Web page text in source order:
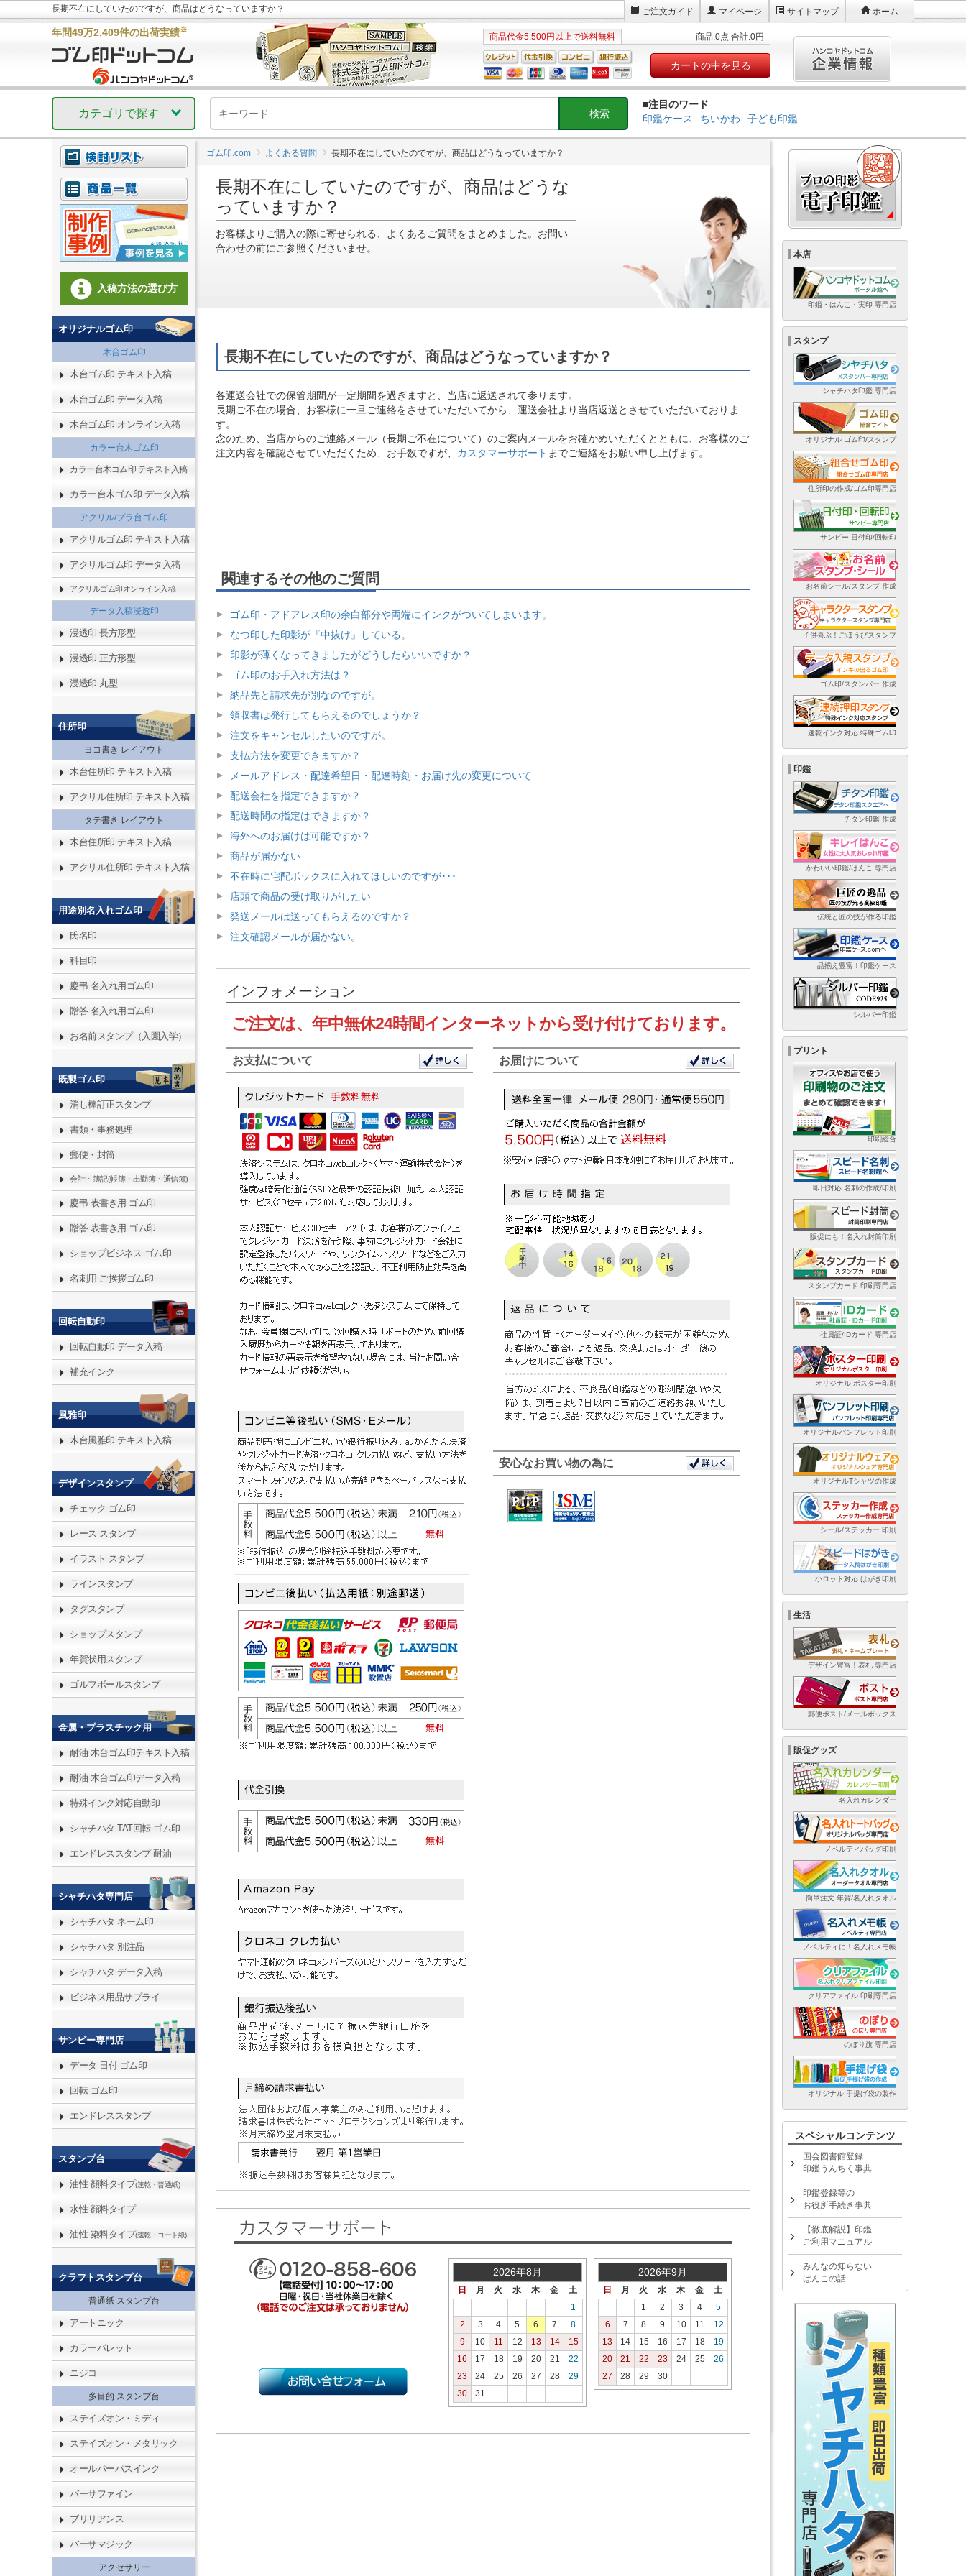
長期不在にしていたのですが、商品はどうなっていますか？ ご注文ガイド マイページ サイトマップ ホーム
年間49万2,409件の出荷実績※
商品代金5,500円以上で送料無料 商品:0点 合計:0円
カートの中を見る
カテゴリで探す
■注目のワード
印鑑ケース
ちいかわ 子ども印鑑
ゴム印.com よくある質問 長期不在にしていたのですが、商品はどうなっていますか？
長期不在にしていたのですが、商品はどうな
っていますか？
お客様よりご購入の際に寄せられる、よくあるご質問をまとめました。お問い
合わせの前にご参照くださいませ。
長期不在にしていたのですが、商品はどうなっていますか？
各運送会社での保管期間が一定期間を過ぎますと、当店に返送されて参ります。
長期ご不在の場合、お客様に一旦ご連絡をさせていただいてから、運送会社より当店返送とさせていただいておりま
す。
念のため、当店からのご連絡メール（長期ご不在について）のご案内メールをお確かめいただくとともに、お客様のご
注文内容を確認させていただくため、お手数ですが、 カスタマーサポート までご連絡をお願い申し上げます。
関連するその他のご質問
ゴム印・アドアレス印の余白部分や両端にインクがついてしまいます。
なつ印した印影が『中抜け』している。
印影が薄くなってきましたがどうしたらいいですか？
ゴム印のお手入れ方法は？
納品先と請求先が別なのですが。
領収書は発行してもらえるのでしょうか？
注文をキャンセルしたいのですが。
支払方法を変更できますか？
メールアドレス・配達希望日・配達時刻・お届け先の変更について
配送会社を指定できますか？
配送時間の指定はできますか？
海外へのお届けは可能ですか？
商品が届かない
不在時に宅配ボックスに入れてほしいのですが･･･
店頭で商品の受け取りがしたい
発送メールは送ってもらえるのですか？
注文確認メールが届かない。
インフォメーション
ご注文は、年中無休24時間インターネットから受け付けております。
お支払について お届けについて
安心なお買い物の為に
2026年8月
日 月 火 水 木 金
土
1
2
3 4 5 6 7
8
9
10 11 12 13 14
15
16
17 18 19 20 21
22
23
24 25 26 27 28
29
30
31
2026年9月
日 月 火 水 木 金
土
1
2 3 4
5
6
7 8 9 10 11
12
13
14 15 16 17 18
19
20
21 22 23 24 25
26
27
28 29 30
入稿方法の選び方
オリジナルゴム印
木台ゴム印
木台ゴム印 テキスト入稿
木台ゴム印 データ入稿
木台ゴム印 オンライン入稿
カラー台木ゴム印
カラー台木ゴム印 テキスト入稿
カラー台木ゴム印 データ入稿
アクリル/プラ台ゴム印
アクリルゴム印 テキスト入稿
アクリルゴム印 データ入稿
アクリルゴム印オンライン入稿
データ入稿浸透印
浸透印 長方形型
浸透印 正方形型
浸透印 丸型
住所印
ヨコ書き レイアウト
木台住所印 テキスト入稿
アクリル住所印 テキスト入稿
タテ書き レイアウト
木台住所印 テキスト入稿
アクリル住所印 テキスト入稿
用途別名入れゴム印
氏名印
科目印
慶弔 名入れ用ゴム印
贈答 名入れ用ゴム印
お名前スタンプ（入園入学）
既製ゴム印
消し棒訂正スタンプ
書類・事務処理
郵便・封筒
会計・簿記(帳簿・出勤簿・通信簿)
慶弔 表書き用 ゴム印
贈答 表書き用 ゴム印
ショップビジネス ゴム印
名刺用 ご挨拶ゴム印
回転自動印
回転自動印 データ入稿
補充インク
風雅印
木台風雅印 テキスト入稿
デザインスタンプ
チェック ゴム印
レース スタンプ
イラスト スタンプ
ラインスタンプ
タグスタンプ
ショップスタンプ
年賀状用スタンプ
ゴルフボールスタンプ
金属・プラスチック用
耐油 木台ゴム印テキスト入稿
耐油 木台ゴム印データ入稿
特殊インク対応自動印
シャチハタ TAT回転 ゴム印
エンドレススタンプ 耐油
シャチハタ専門店
シャチハタ ネーム印
シャチハタ 別注品
シャチハタ データ入稿
ビジネス用品サプライ
サンビー専門店
データ 日付 ゴム印
回転 ゴム印
エンドレススタンプ
スタンプ台
油性 顔料タイプ(速乾・普通紙)
水性 顔料タイプ
油性 染料タイプ(速乾・コート紙)
クラフトスタンプ台
普通紙 スタンプ台
アートニック
カラーパレット
ニジコ
多目的 スタンプ台
ステイズオン・ミディ
ステイズオン・メタリック
オールパーパスインク
バーサファイン
ブリリアンス
バーサマジック
アクセサリー
本店
印鑑・はんこ・実印 専門店
スタンプ
シャチハタ印鑑 専門店
オリジナル ゴム印/スタンプ
住所印の作成/ゴム印専門店
サンビー 日付印/回転印
お名前シール/スタンプ 作成
子供喜ぶ！ごほうびスタンプ
ゴム印/スタンパー 作成
速乾インク対応 特殊ゴム印
印鑑
チタン印鑑 作成
かわいい印鑑/はんこ 専門店
伝統と匠の技が作る印鑑
品揃え豊富！印鑑ケース
シルバー印鑑
プリント
印刷総合
即日対応 名刺の作成/印刷
販促にも！名入れ封筒印刷
スタンプカード 印刷専門店
社員証/IDカード 専門店
オリジナル ポスター印刷
オリジナルパンフレット印刷
オリジナルTシャツの作成
シール/ステッカー 印刷
小ロット対応 はがき印刷
生活
デザイン豊富！表札 専門店
郵便ポスト/メールボックス
販促グッズ
名入れカレンダー
ノベルティバッグ印刷
簡単注文 年賀/名入れタオル
ノベルティに！名入れメモ帳
クリアファイル 印刷専門店
のぼり旗 専門店
オリジナル 手提げ袋の製作
スペシャルコンテンツ
国会図書館登録
印鑑うんちく事典
印鑑登録等の
お役所手続き事典
【徹底解説】印鑑
ご利用マニュアル
みんなの知らない
はんこの話